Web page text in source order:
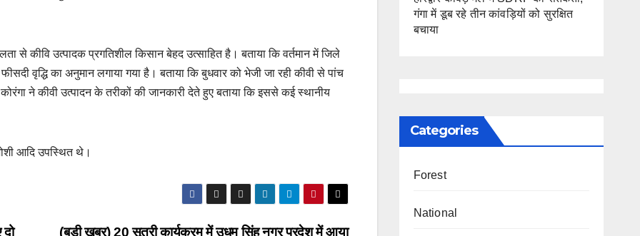
से कीवि उत्पादक प्रगतिशील किसान बेहद उत्साहित है। बताया कि वर्तमान में जिले
वृद्धि का अनुमान लगाया गया है। बताया कि बुधवार को भेजी जा रही कीवी से पांच
ने कीवी उत्पादन के तरीकों की जानकारी देते हुए बताया कि इससे कई स्थानीय
आदि उपस्थित थे।
(बड़ी खबर) 20 सूत्री कार्यक्रम में उधम सिंह नगर प्रदेश में आया
गंगा में डूब रहे तीन कांवड़ियों को सुरक्षित
बचाया
Categories
Forest
National